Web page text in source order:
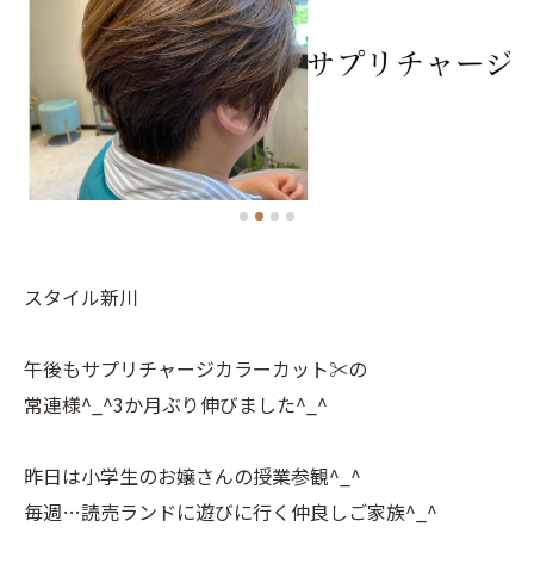
スタイル新川
午後もサプリチャージカラーカット✂️の
常連様^_^3か月ぶり伸びました^_^
昨日は小学生のお嬢さんの授業参観^_^
毎週…読売ランドに遊びに行く仲良しご家族^_^